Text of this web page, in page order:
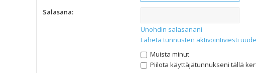
Salasana:
Unohdin salasanani
Lähetä tunnusten aktivointiviesti
Muista minut
Piilota käyttäjätunnukseni tällä